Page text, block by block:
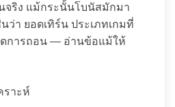
จริง แม้กระนั้นโบนัสมักมา
ว่า ยอดเทิร์น ประเภทเกมที่
การถอน — อ่านข้อแม้ให้
ราะห์